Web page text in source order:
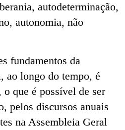
autodeterminação,
autonomia, não
fundamentos da
ao longo do tempo, é
que é possível de ser
pelos discursos anuais
na Assembleia Geral